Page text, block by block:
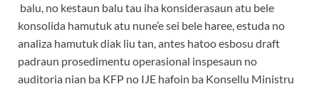
balu, no kestaun balu tau iha konsiderasaun atu bele
konsolida hamutuk atu nune’e sei bele haree, estuda no
analiza hamutuk diak liu tan, antes hatoo esbosu draft
padraun prosedimentu operasional inspesaun no
auditoria nian ba KFP no IJE hafoin ba Konsellu Ministru